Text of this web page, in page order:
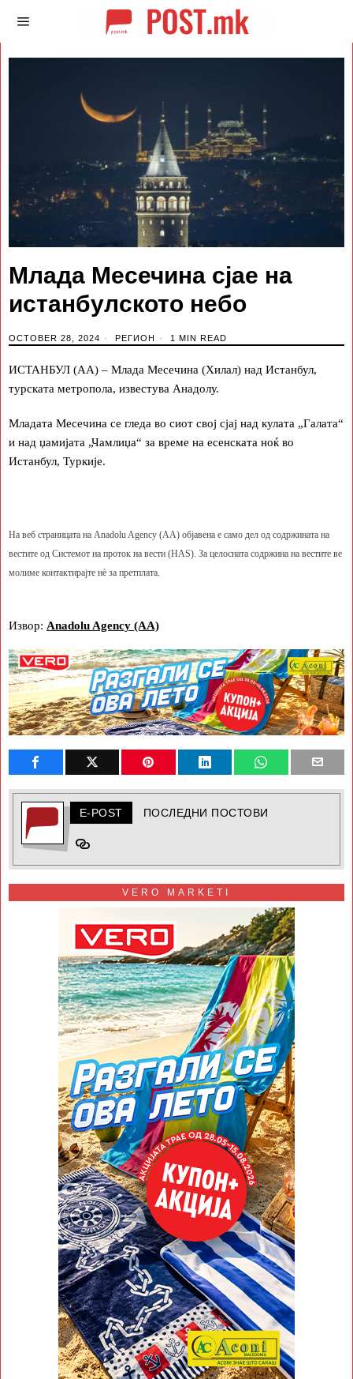
Млада Месечина сјае на
истанбулското небо
OCTOBER 28, 2024 РЕГИОН 1 MIN READ
ИСТАНБУЛ (АА) – Млада Месечина (Хилал) над Истанбул,
турската метропола, известува Анадолу.
Младата Месечина се гледа во сиот свој сјај над кулата „Галата“
и над џамијата „Чамлиџа“ за време на есенската ноќ во
Истанбул, Туркије.
На веб страницата на Anadolu Agency (AA) објавена е само дел од содржината на
вестите од Системот на проток на вести (HAS). За целосната содржина на вестите ве
молиме контактирајте нè за претплата.
Извор: Anadolu Agency (AA)
E-POST ПОСЛЕДНИ ПОСТОВИ
VERO MARKETI